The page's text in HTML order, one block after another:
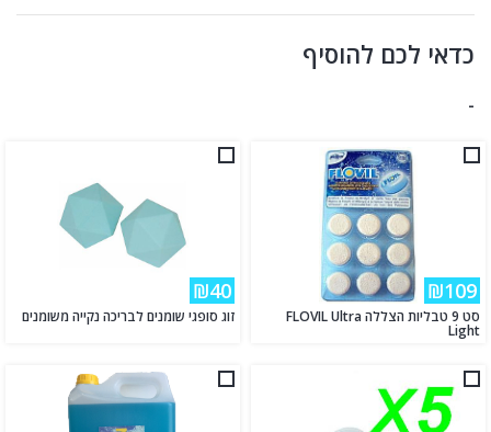
כדאי לכם להוסיף
-
₪109
סט 9 טבליות הצללה FLOVIL Ultra
Light
₪40
זוג סופגי שומנים לבריכה נקייה משומנים